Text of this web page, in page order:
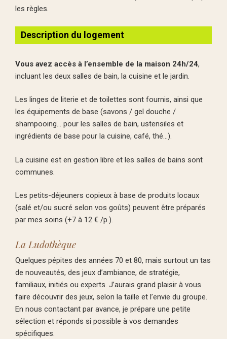
les règles.
Description du logement
Vous avez accès à l’ensemble de la maison 24h/24,
incluant les deux salles de bain, la cuisine et le jardin.
Les linges de literie et de toilettes sont fournis, ainsi que
les équipements de base (savons / gel douche /
shampooing… pour les salles de bain, ustensiles et
ingrédients de base pour la cuisine, café, thé…).
La cuisine est en gestion libre et les salles de bains sont
communes.
Les petits-déjeuners copieux à base de produits locaux
(salé et/ou sucré selon vos goûts) peuvent être préparés
par mes soins (+7 à 12 € /p.).
La Ludothèque
Quelques pépites des années 70 et 80, mais surtout un tas
de nouveautés, des jeux d’ambiance, de stratégie,
familiaux, initiés ou experts. J’aurais grand plaisir à vous
faire découvrir des jeux, selon la taille et l’envie du groupe.
En nous contactant par avance, je prépare une petite
sélection et réponds si possible à vos demandes
spécifiques.